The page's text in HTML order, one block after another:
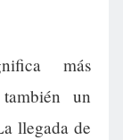
más
un
llegada de